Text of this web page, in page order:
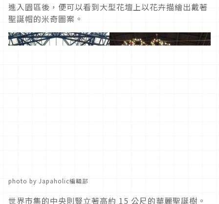
進入園區後，便可以看到大型花壇上以花卉描繪出戴著
聖誕帽的米奇圖案。
photo by Japaholic編輯部
世界市集的中央則豎立著高約 15 公尺的華麗聖誕樹。